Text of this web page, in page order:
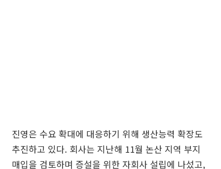
진영은 수요 확대에 대응하기 위해 생산능력 확장도
추진하고 있다. 회사는 지난해 11월 논산 지역 부지
매입을 검토하며 증설을 위한 자회사 설립에 나섰고,